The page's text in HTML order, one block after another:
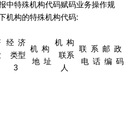
中特殊机构代码赋码业务操作规
机构的特殊机构代码:
经 济
类型
3
机 构
地 址
机 构
联系
人
联 系
电 话
邮 政
编 码